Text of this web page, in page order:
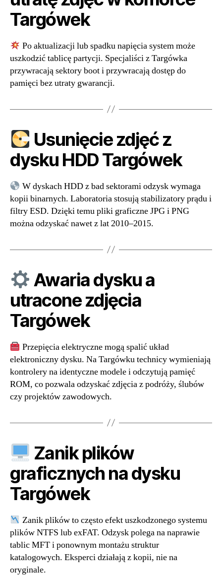
Targówek
Po aktualizacji lub spadku napięcia system może
uszkodzić tablicę partycji. Specjaliści z Targówka
przywracają sektory boot i przywracają dostęp do
pamięci bez utraty gwarancji.
Usunięcie zdjęć z
dysku HDD Targówek
W dyskach HDD z bad sektorami odzysk wymaga
kopii binarnych. Laboratoria stosują stabilizatory prądu i
filtry ESD. Dzięki temu pliki graficzne JPG i PNG
można odzyskać nawet z lat 2010–2015.
Awaria dysku a
utracone zdjęcia
Targówek
Przepięcia elektryczne mogą spalić układ
elektroniczny dysku. Na Targówku technicy wymieniają
kontrolery na identyczne modele i odczytują pamięć
ROM, co pozwala odzyskać zdjęcia z podróży, ślubów
czy projektów zawodowych.
Zanik plików
graficznych na dysku
Targówek
Zanik plików to często efekt uszkodzonego systemu
plików NTFS lub exFAT. Odzysk polega na naprawie
tablic MFT i ponownym montażu struktur
katalogowych. Eksperci działają z kopii, nie na
oryginale.